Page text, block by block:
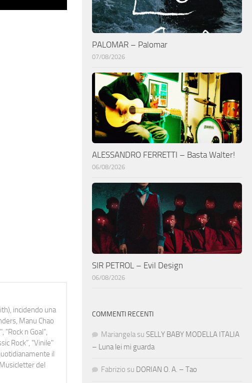
incidendo una
Manu Chao
"Rock n Goal",
Rock”, "Vinile"
il
del
PALOMAR – Palomar
07/08/2026
ALESSANDRO FERRETTI – Basta Walter!
06/08/2026
SIR PETROL – Evil Design
06/08/2026
COMMENTI RECENTI
Mariangela su SELLY BABY MODELLA ITALIA
– Luna lei mi guarda
Fabrizio su DORIAN O. A. – Tao